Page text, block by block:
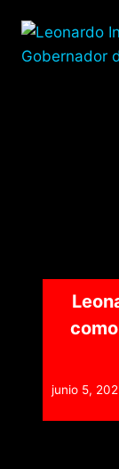
junio 5,